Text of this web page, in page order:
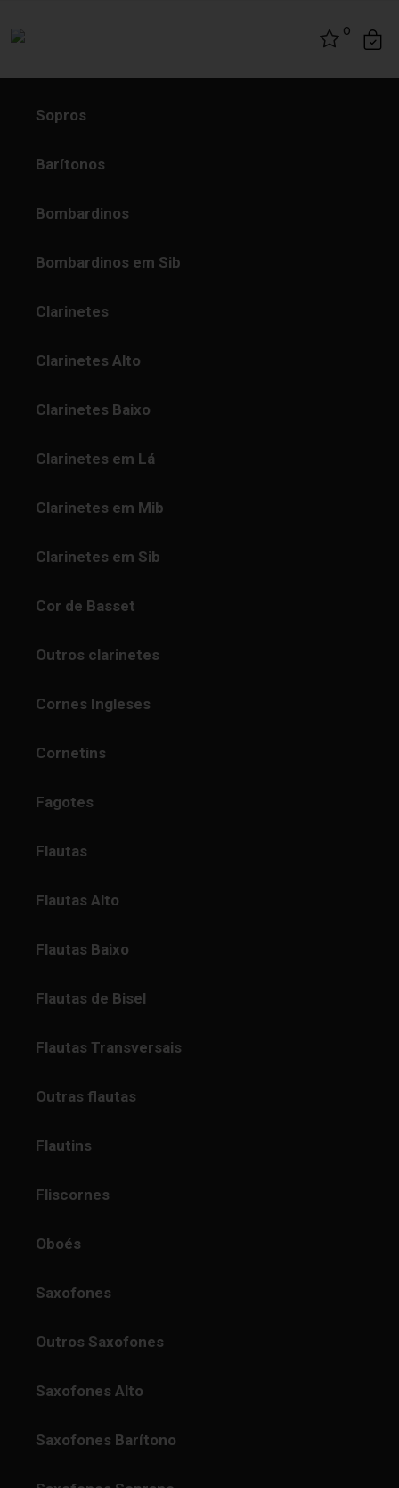
0
Sopros
Barítonos
Bombardinos
Bombardinos em Sib
Clarinetes
Clarinetes Alto
Clarinetes Baixo
Clarinetes em Lá
Clarinetes em Mib
Clarinetes em Sib
Cor de Basset
Outros clarinetes
Cornes Ingleses
Cornetins
Fagotes
Flautas
Flautas Alto
Flautas Baixo
Flautas de Bisel
Flautas Transversais
Outras flautas
Flautins
Fliscornes
Oboés
Saxofones
Outros Saxofones
Saxofones Alto
Saxofones Barítono